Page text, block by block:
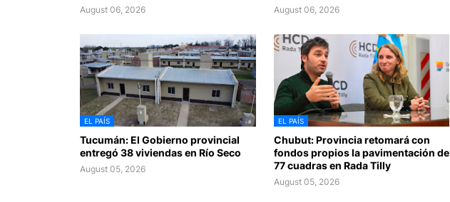
August 06, 2026 August 06, 2026
EL PAÍS
Tucumán: El Gobierno provincial
entregó 38 viviendas en Río Seco
August 05, 2026
EL PAÍS
Chubut: Provincia retomará con
fondos propios la pavimentación de
77 cuadras en Rada Tilly
August 05, 2026